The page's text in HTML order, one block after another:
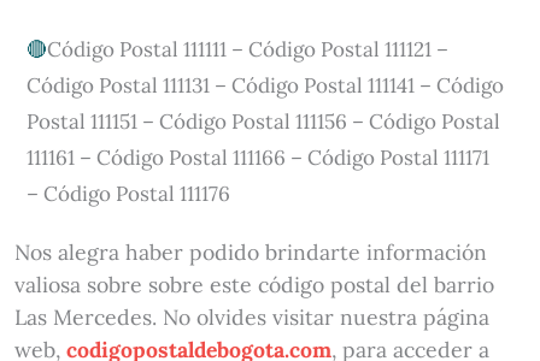
Código Postal 111111 – Código Postal 111121 –
Código Postal 111131 – Código Postal 111141 – Código
Postal 111151 – Código Postal 111156 – Código Postal
111161 – Código Postal 111166 – Código Postal 111171
– Código Postal 111176
Nos alegra haber podido brindarte información
valiosa sobre sobre este código postal del barrio
Las Mercedes. No olvides visitar nuestra página
web, codigopostaldebogota.com, para acceder a